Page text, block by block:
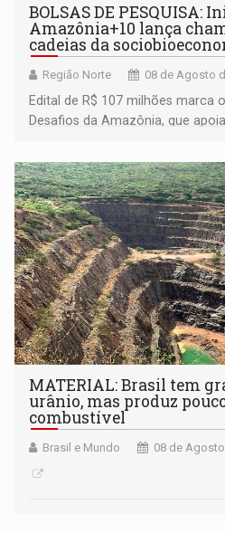
BOLSAS DE PESQUISA:
Amazônia+10 lança
cadeias da
Região Norte 08 de Agosto
Edital de R$ 107 milhões marca
Desafios da Amazônia, que
submissão de pré-propostas
setembro
MATERIAL: Brasil tem
urânio, mas produz
combustível
Brasil e Mundo 08 de